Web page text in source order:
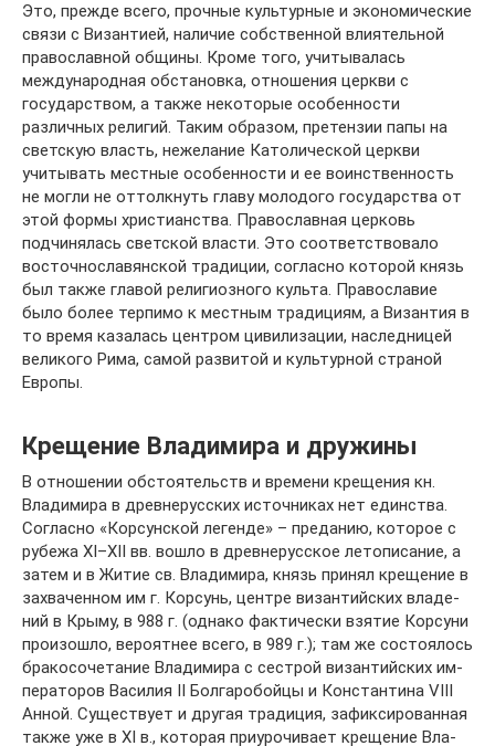
Это, прежде всего, прочные культурные и экономические
связи с Византией, наличие собственной влиятельной
православной общины. Кроме того, учитывалась
международная обстановка, отношения церкви с
государством, а также некоторые особенности
различных религий. Таким образом, претензии папы на
светскую власть, нежелание Католической церкви
учитывать местные особенности и ее воинственность
не могли не оттолкнуть главу молодого государства от
этой формы христианства. Православная церковь
подчинялась светской власти. Это соответствовало
восточнославянской традиции, согласно которой князь
был также главой религиозного культа. Православие
было более терпимо к местным традициям, а Византия в
то время казалась центром цивилизации, наследницей
великого Рима, самой развитой и культурной страной
Европы.
Крещение Владимира и дружины
В от­но­ше­нии об­стоя­тельств и вре­ме­ни кре­ще­ния кн.
Вла­ди­ми­ра в древнерусских ис­точ­ни­ках нет един­ст­ва.
Со­глас­но «Кор­сун­ской ле­ген­де» – пре­да­нию, ко­то­рое с
ру­бе­жа XI–XII вв. во­шло в древнерусское ле­то­пи­са­ние, а
за­тем и в Жи­тие св. Вла­ди­ми­ра, князь при­нял кре­ще­ние в
за­хва­чен­ном им г. Кор­сунь, цен­тре ви­зантийских вла­де­
ний в Кры­му, в 988 г. (од­на­ко фак­ти­че­ски взя­тие Кор­су­ни
про­изош­ло, ве­ро­ят­нее все­го, в 989 г.); там же со­стоя­лось
бра­ко­со­че­та­ние Вла­ди­ми­ра с се­ст­рой ви­зантийских им­
пе­ра­то­ров Ва­си­лия II Бол­га­ро­бой­цы и Кон­стан­ти­на VIII
Ан­ной. Су­ще­ст­ву­ет и другая тра­ди­ция, за­фик­си­ро­ван­ная
так­же уже в XI в., ко­то­рая при­уро­чи­ва­ет кре­ще­ние Вла­